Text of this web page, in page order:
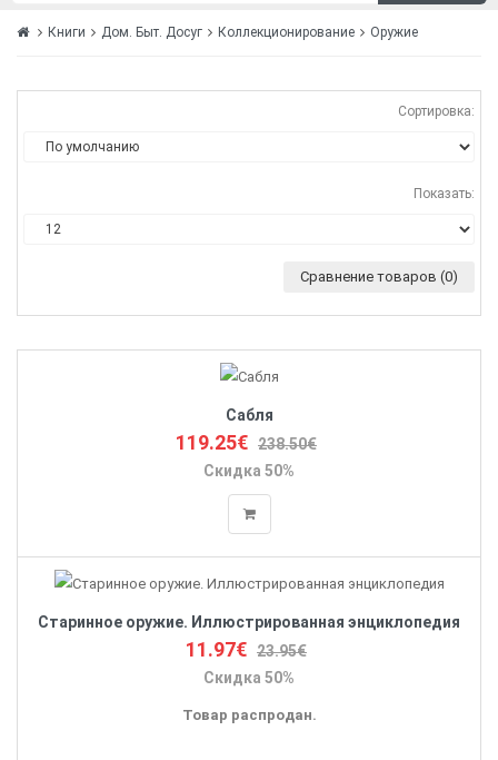
Книги Дом. Быт. Досуг Коллекционирование Оружие
Сортировка:
Показать:
Сравнение товаров (0)
Сабля
119.25€ 238.50€
Скидка 50%
Старинное оружие. Иллюстрированная энциклопедия
11.97€ 23.95€
Скидка 50%
Товар распродан.